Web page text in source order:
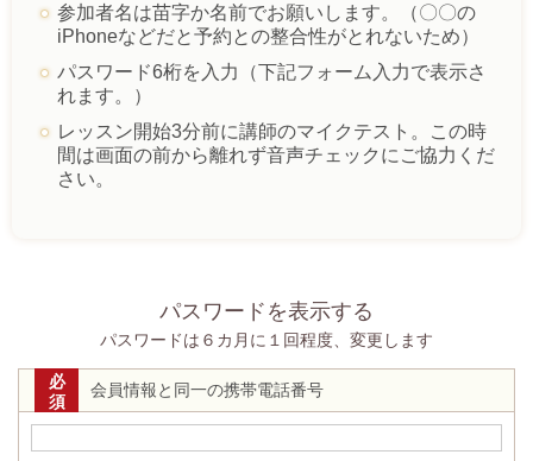
参加者名は苗字か名前でお願いします。（〇〇の
iPhoneなどだと予約との整合性がとれないため）
パスワード6桁を入力（下記フォーム入力で表示さ
れます。）
レッスン開始3分前に講師のマイクテスト。この時
間は画面の前から離れず音声チェックにご協力くだ
さい。
パスワードを表示する
パスワードは６カ月に１回程度、変更します
会員情報と同一の携帯電話番号
必
須